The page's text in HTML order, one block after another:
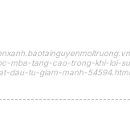
mba-tang-cao-trong-khi-loi-su
at-dau-tu-giam-manh-54594.html